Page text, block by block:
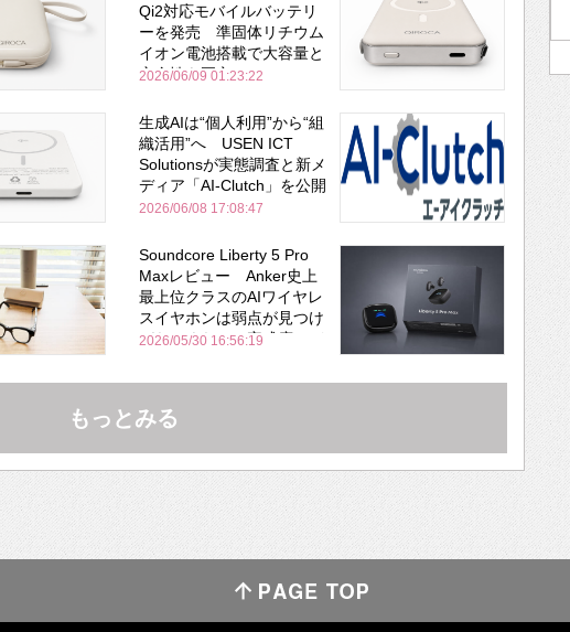
Qi2対応モバイルバッテリ
ーを発売 準固体リチウム
イオン電池搭載で大容量と
安全性を両立
2026/06/09 01:23:22
生成AIは“個人利用”から“組
織活用”へ USEN ICT
Solutionsが実態調査と新メ
ディア「AI-Clutch」を公開
2026/06/08 17:08:47
Soundcore Liberty 5 Pro
Maxレビュー Anker史上
最上位クラスのAIワイヤレ
スイヤホンは弱点が見つけ
づらいくらいの完成度にび
Bose並み
2026/05/30 16:56:19
もっとみる